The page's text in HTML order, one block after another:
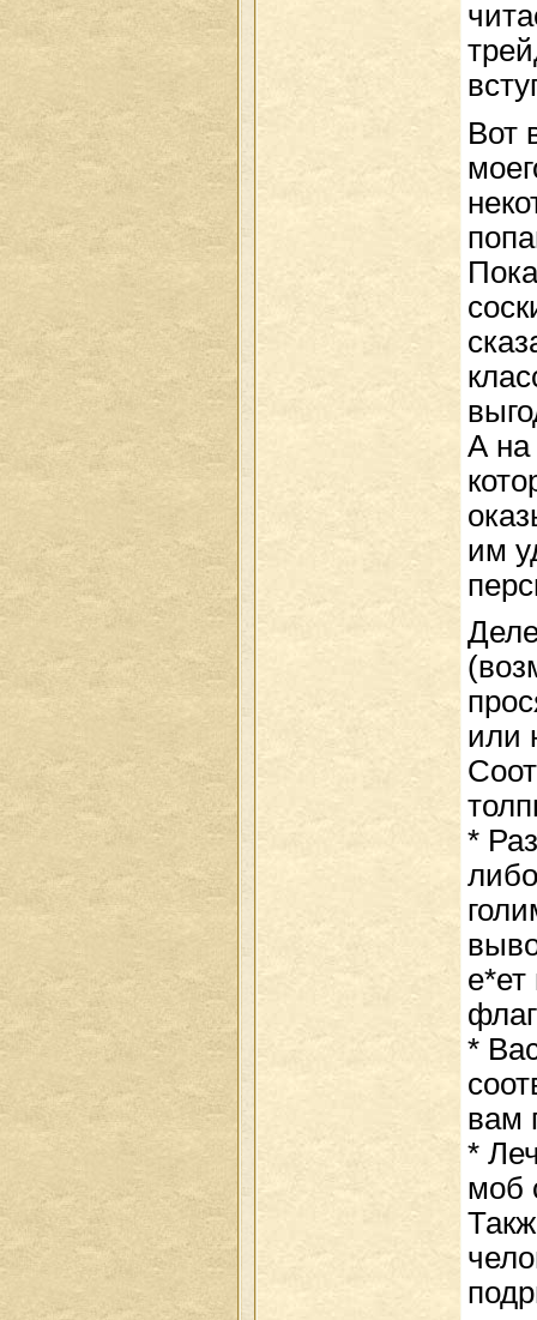
Вот
А на
им
или
*
*
вам
*
моб